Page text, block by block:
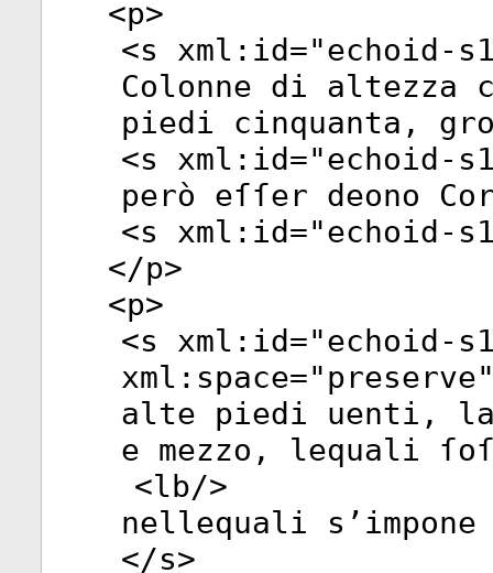
<p>
<s xml:id="echoid-
Colonne di
piedi cinquanta,
<s xml:id="echoid-
però eſſer deono
<s xml:id="echoid-
</p>
<p>
<s xml:id="echoid-
xml:space="preserve
alte piedi uenti,
e mezzo, lequali
<lb/>
nellequali
</s>